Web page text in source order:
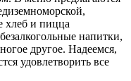
хлеб и пицца
напитки,
другое. Надеемся,
удовлетворить все